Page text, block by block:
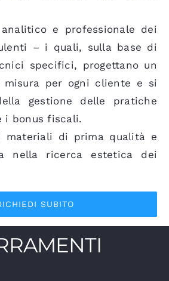
analitico e professionale dei
– i quali, sulla base di
specifici, progettano un
misura per ogni cliente e si
gestione delle pratiche
i bonus fiscali.
materiali di prima qualità e
nella ricerca estetica dei
SUBITO